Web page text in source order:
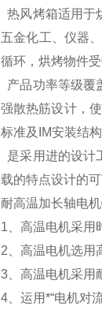
热风烤箱适用于
五金化工、仪器
循环，烘烤物件
产品功率等级覆
强散热筋设计，
标准及IM安装结
是采用进的设计
载的特点设计的
耐高温加长轴电
1、高温电机采用
2、高温电机选用
3、高温电机采用
4、运用*“电机对